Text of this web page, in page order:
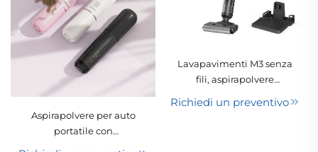
Aspirapolvere per auto
portatile con
Lavapavimenti M3 senza
fili, aspirapolvere
umido e asciutto,
Richiedi un preventivo